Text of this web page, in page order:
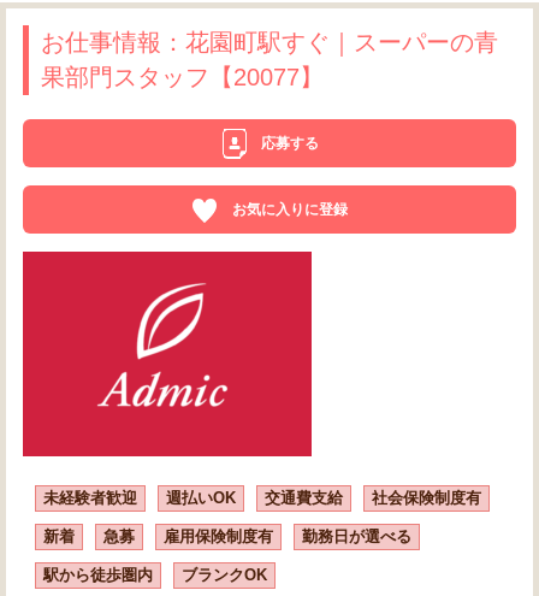
お仕事情報：花園町駅すぐ｜スーパーの青
果部門スタッフ【20077】
応募する
お気に入りに登録
未経験者歓迎 週払いOK 交通費支給 社会保険制度有
新着 急募 雇用保険制度有 勤務日が選べる
駅から徒歩圏内 ブランクOK